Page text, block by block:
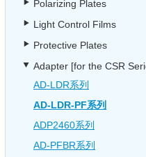
Polarizing Plates
Light Control Films
Protective Plates
Adapter [for the CSR
AD-LDR系列
AD-LDR-PF系列
ADP2460系列
AD-PFBR系列